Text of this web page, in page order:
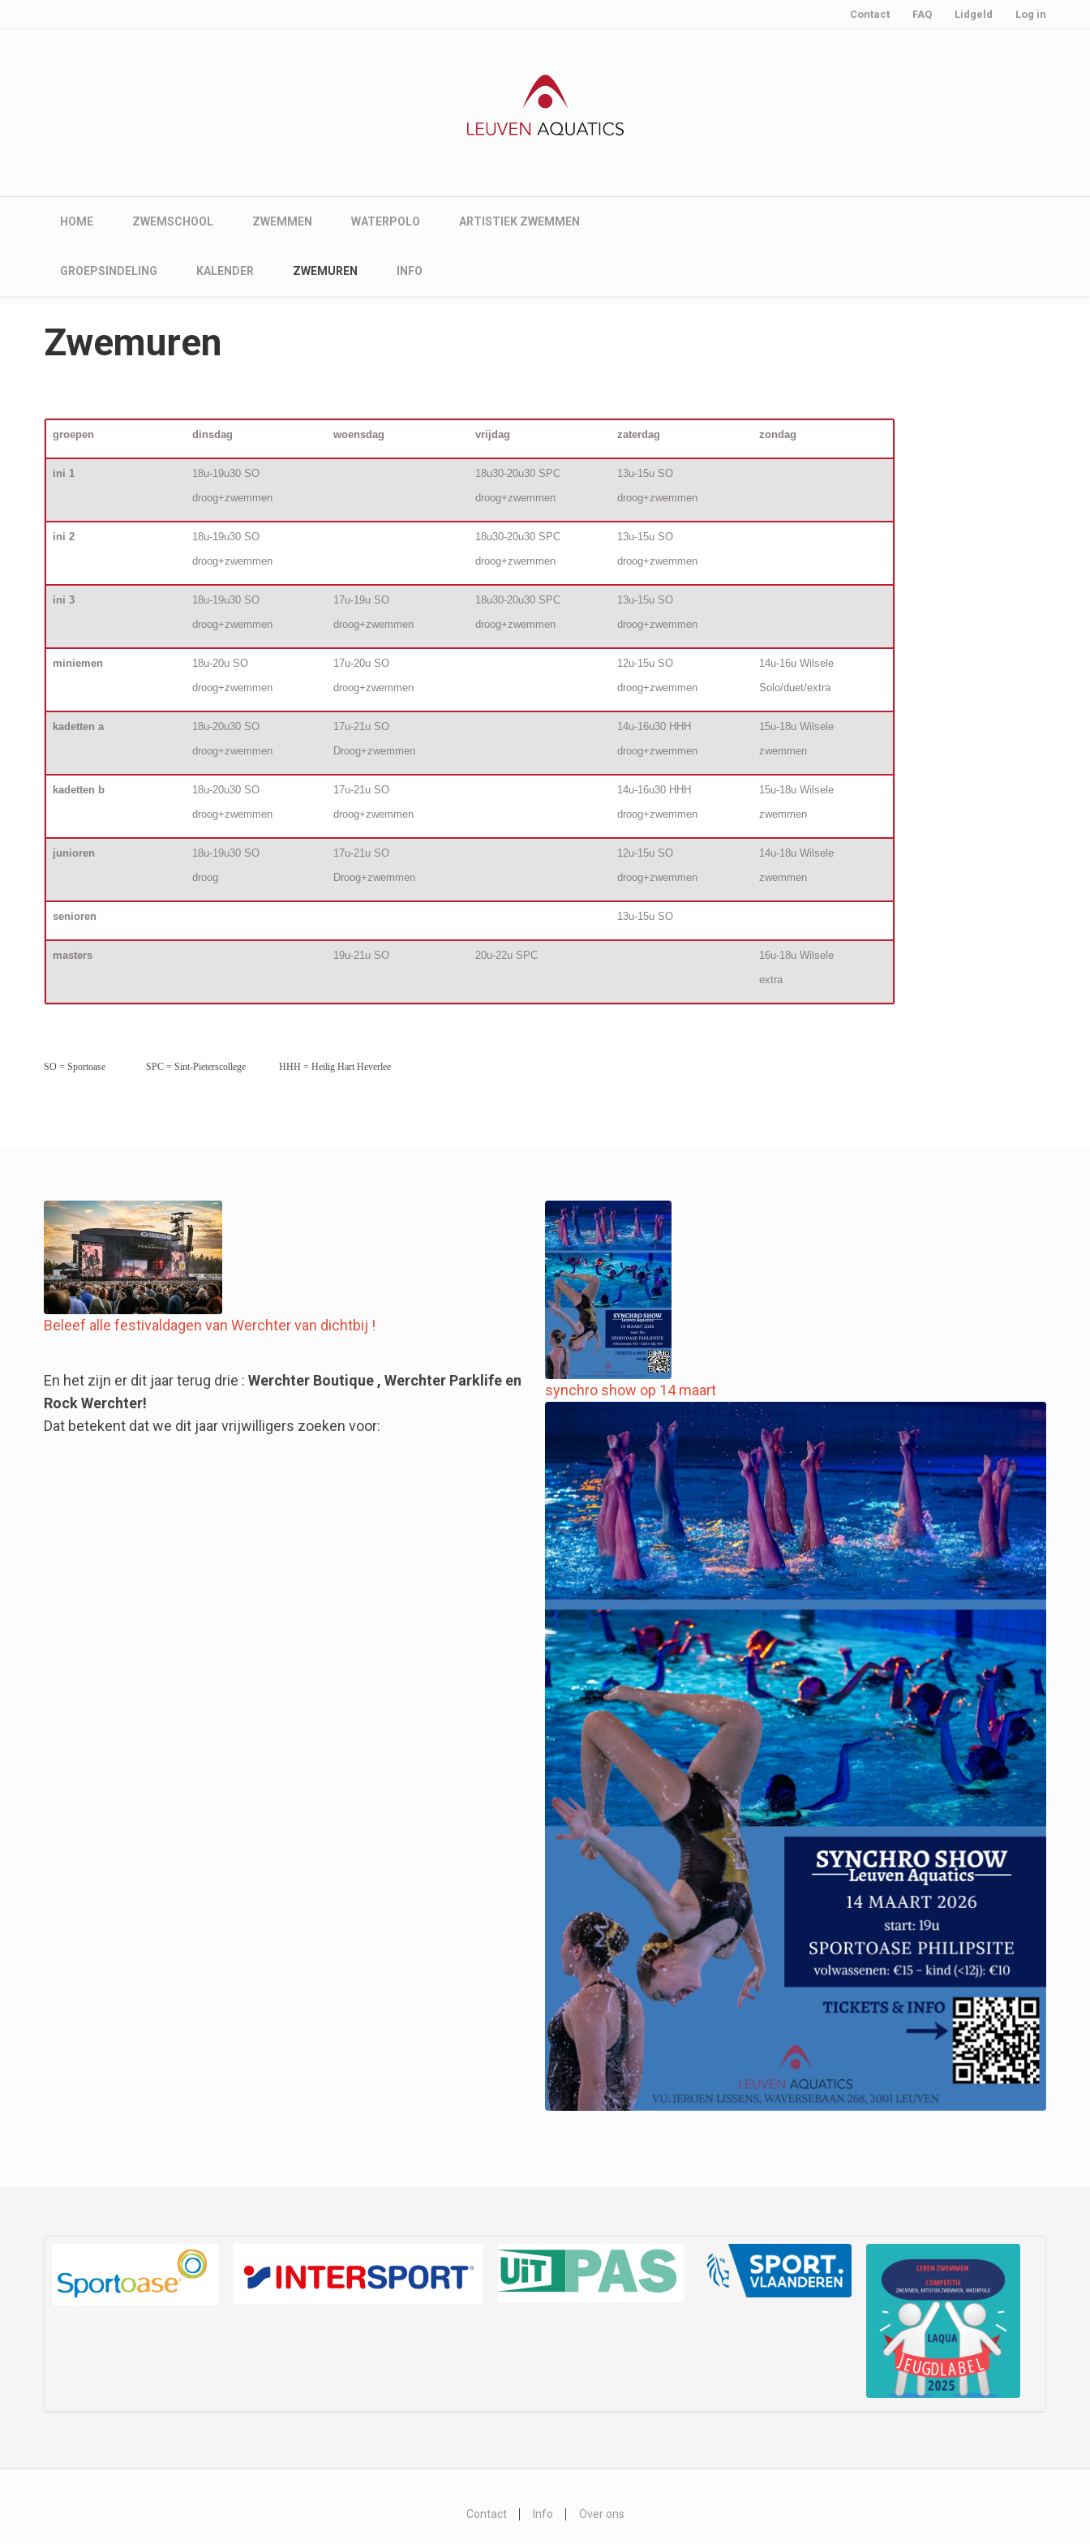
Contact FAQ Lidgeld Log in
Main navigation
HOME ZWEMSCHOOL ZWEMMEN WATERPOLO ARTISTIEK ZWEMMEN
Main navigation
GROEPSINDELING KALENDER ZWEMUREN INFO
Zwemuren
groepen dinsdag woensdag vrijdag zaterdag zondag
ini 1
18u-19u30 SO
droog+zwemmen
18u30-20u30 SPC
droog+zwemmen
13u-15u SO
droog+zwemmen
ini 2
18u-19u30 SO
droog+zwemmen
18u30-20u30 SPC
droog+zwemmen
13u-15u SO
droog+zwemmen
ini 3
18u-19u30 SO
droog+zwemmen
17u-19u SO
droog+zwemmen
18u30-20u30 SPC
droog+zwemmen
13u-15u SO
droog+zwemmen
miniemen
18u-20u SO
droog+zwemmen
17u-20u SO
droog+zwemmen
12u-15u SO
droog+zwemmen
14u-16u Wilsele
Solo/duet/extra
kadetten a
18u-20u30 SO
droog+zwemmen
17u-21u SO
Droog+zwemmen
14u-16u30 HHH
droog+zwemmen
15u-18u Wilsele
zwemmen
kadetten b
18u-20u30 SO
droog+zwemmen
17u-21u SO
droog+zwemmen
14u-16u30 HHH
droog+zwemmen
15u-18u Wilsele
zwemmen
junioren
18u-19u30 SO
droog
17u-21u SO
Droog+zwemmen
12u-15u SO
droog+zwemmen
14u-18u Wilsele
zwemmen
senioren 13u-15u SO
masters 19u-21u SO 20u-22u SPC
16u-18u Wilsele
extra
SO = Sportoase SPC = Sint-Pieterscollege HHH = Heilig Hart Heverlee
Beleef alle festivaldagen van Werchter van dichtbij !
En het zijn er dit jaar terug drie : Werchter Boutique , Werchter Parklife en
Rock Werchter!
Dat betekent dat we dit jaar vrijwilligers zoeken voor:
synchro show op 14 maart
Contact Info Over ons